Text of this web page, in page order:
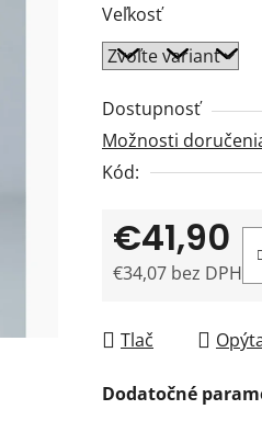
Veľkosť
Dostupnosť
Možnosti
Kód:
€41,90
€34,07 bez DPH
Tlač
Dodatočné